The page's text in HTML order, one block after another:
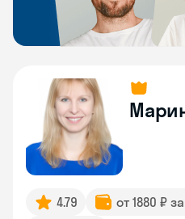
4.79 от 1880 ₽